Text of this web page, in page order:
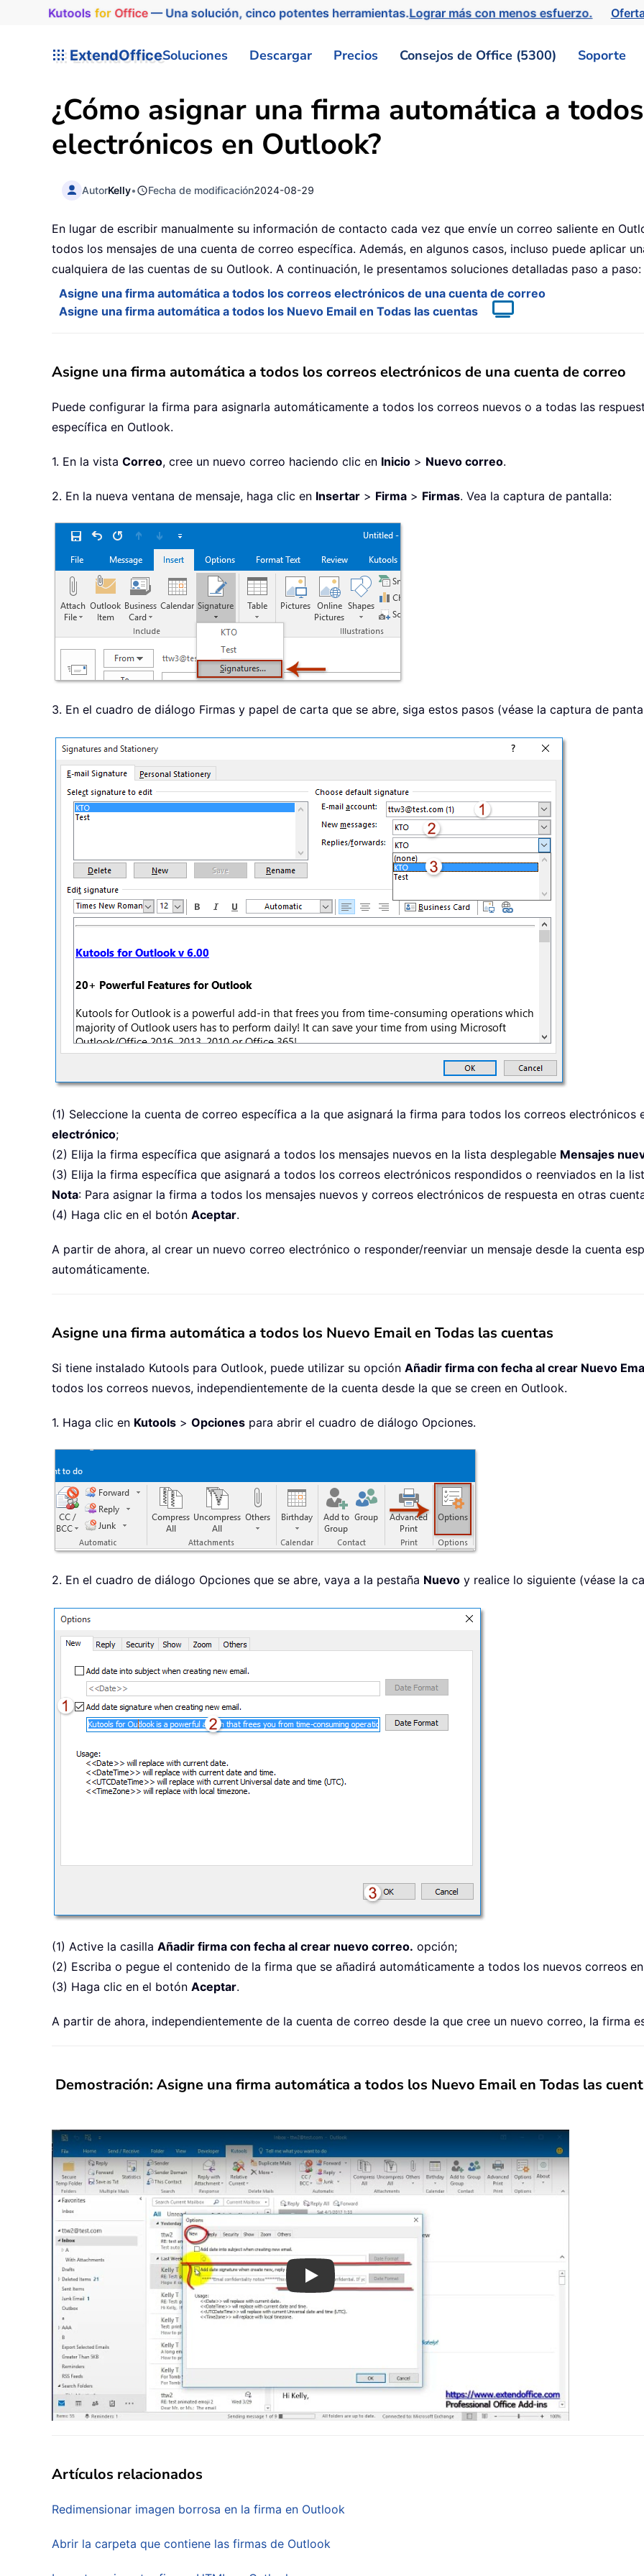
Kutools for Office— Una solución, cinco potentes herramientas.Lograr más con menos esfuerzo.
ExtendOfficeSoluciones Descargar Precios Consejos de Office (5300) Soporte
¿Cómo asignar una firma automática a
electrónicos en Outlook?
AutorKelly• Fecha de modificación2024-08-29
En lugar de escribir manualmente su información de contacto cada vez que envíe un correo saliente en
todos los mensajes de una cuenta de correo específica. Además, en algunos casos, incluso puede aplicar
cualquiera de las cuentas de su Outlook. A continuación, le presentamos soluciones detalladas paso a paso:
Asigne una firma automática a todos los correos electrónicos de una cuenta de correo
Asigne una firma automática a todos los Nuevo Email en Todas las cuentas
Asigne una firma automática a todos los correos electrónicos de una cuenta de correo
Puede configurar la firma para asignarla automáticamente a todos los correos nuevos o a todas las
específica en Outlook.
1. En la vista Correo, cree un nuevo correo haciendo clic en Inicio > Nuevo correo.
2. En la nueva ventana de mensaje, haga clic en Insertar > Firma > Firmas. Vea la captura de pantalla:
3. En el cuadro de diálogo Firmas y papel de carta que se abre, siga estos pasos (véase la captura de
(1) Seleccione la cuenta de correo específica a la que asignará la firma para todos los correos electrónicos
electrónico;
(2) Elija la firma específica que asignará a todos los mensajes nuevos en la lista desplegable Mensajes
(3) Elija la firma específica que asignará a todos los correos electrónicos respondidos o reenviados en la
Nota: Para asignar la firma a todos los mensajes nuevos y correos electrónicos de respuesta en otras
(4) Haga clic en el botón Aceptar.
A partir de ahora, al crear un nuevo correo electrónico o responder/reenviar un mensaje desde la cuenta
automáticamente.
Asigne una firma automática a todos los Nuevo Email en Todas las cuentas
Si tiene instalado Kutools para Outlook, puede utilizar su opción Añadir firma con fecha al crear Nuevo
todos los correos nuevos, independientemente de la cuenta desde la que se creen en Outlook.
1. Haga clic en Kutools > Opciones para abrir el cuadro de diálogo Opciones.
2. En el cuadro de diálogo Opciones que se abre, vaya a la pestaña Nuevo y realice lo siguiente (véase la
(1) Active la casilla Añadir firma con fecha al crear nuevo correo. opción;
(2) Escriba o pegue el contenido de la firma que se añadirá automáticamente a todos los nuevos correos
(3) Haga clic en el botón Aceptar.
A partir de ahora, independientemente de la cuenta de correo desde la que cree un nuevo correo, la firma
Demostración: Asigne una firma automática a todos los Nuevo Email en Todas las
Play
Artículos relacionados
Redimensionar imagen borrosa en la firma en Outlook
Abrir la carpeta que contiene las firmas de Outlook